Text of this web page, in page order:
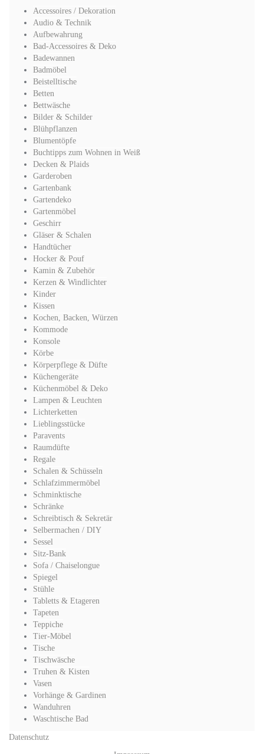
Accessoires / Dekoration
Audio & Technik
Aufbewahrung
Bad-Accessoires & Deko
Badewannen
Badmöbel
Beistelltische
Betten
Bettwäsche
Bilder & Schilder
Blühpflanzen
Blumentöpfe
Buchtipps zum Wohnen in Weiß
Decken & Plaids
Garderoben
Gartenbank
Gartendeko
Gartenmöbel
Geschirr
Gläser & Schalen
Handtücher
Hocker & Pouf
Kamin & Zubehör
Kerzen & Windlichter
Kinder
Kissen
Kochen, Backen, Würzen
Kommode
Konsole
Körbe
Körperpflege & Düfte
Küchengeräte
Küchenmöbel & Deko
Lampen & Leuchten
Lichterketten
Lieblingsstücke
Paravents
Raumdüfte
Regale
Schalen & Schüsseln
Schlafzimmermöbel
Schminktische
Schränke
Schreibtisch & Sekretär
Selbermachen / DIY
Sessel
Sitz-Bank
Sofa / Chaiselongue
Spiegel
Stühle
Tabletts & Etageren
Tapeten
Teppiche
Tier-Möbel
Tische
Tischwäsche
Truhen & Kisten
Vasen
Vorhänge & Gardinen
Wanduhren
Waschtische Bad
Datenschutz